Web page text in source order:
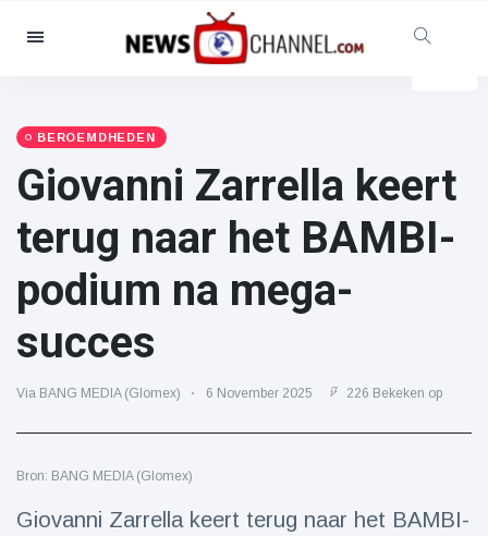
Categorieën
Maatschappelijk & Leuk
Bioscoop & TV
(81)
Beroemdheden
(13938)
Mode & Schoonheid
(122)
Eten & drinken
Gaming
(160)
BEROEMDHEDEN
Giovanni Zarrella keert
terug naar het BAMBI-
podium na mega-
succes
Via BANG MEDIA (Glomex) 6 November 2025 226 Bekeken op
Bron: BANG MEDIA (Glomex)
Giovanni Zarrella keert terug naar het BAMBI-